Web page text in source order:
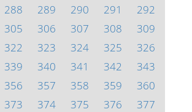
288 289 290 291
292
305 306 307 308
309
322 323 324 325
326
339 340 341 342
343
356 357 358 359
360
373 374 375 376
377